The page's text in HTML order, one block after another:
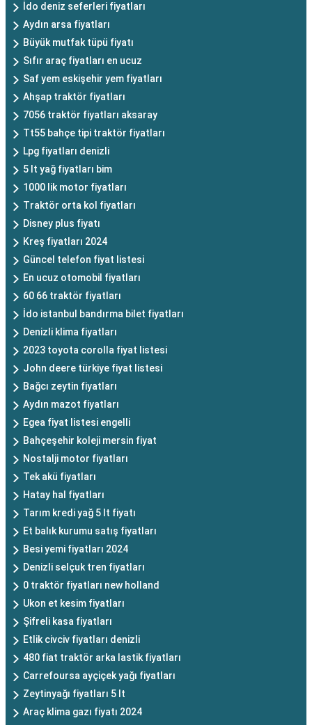
İdo deniz seferleri fiyatları
Aydın arsa fiyatları
Büyük mutfak tüpü fiyatı
Sıfır araç fiyatları en ucuz
Saf yem eskişehir yem fiyatları
Ahşap traktör fiyatları
7056 traktör fiyatları aksaray
Tt55 bahçe tipi traktör fiyatları
Lpg fiyatları denizli
5 lt yağ fiyatları bim
1000 lik motor fiyatları
Traktör orta kol fiyatları
Disney plus fiyatı
Kreş fiyatları 2024
Güncel telefon fiyat listesi
En ucuz otomobil fiyatları
60 66 traktör fiyatları
İdo istanbul bandırma bilet fiyatları
Denizli klima fiyatları
2023 toyota corolla fiyat listesi
John deere türkiye fiyat listesi
Bağcı zeytin fiyatları
Aydın mazot fiyatları
Egea fiyat listesi engelli
Bahçeşehir koleji mersin fiyat
Nostalji motor fiyatları
Tek akü fiyatları
Hatay hal fiyatları
Tarım kredi yağ 5 lt fiyatı
Et balık kurumu satış fiyatları
Besi yemi fiyatları 2024
Denizli selçuk tren fiyatları
0 traktör fiyatları new holland
Ukon et kesim fiyatları
Şifreli kasa fiyatları
Etlik civciv fiyatları denizli
480 fiat traktör arka lastik fiyatları
Carrefoursa ayçiçek yağı fiyatları
Zeytinyağı fiyatları 5 lt
Araç klima gazı fiyatı 2024